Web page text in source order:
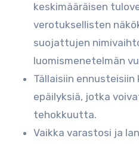
keskimääräisen
verotuksellisten
suojattujen
luomismenetelmän
Tällaisiin
epäilyksiä, jotka
tehokkuutta.
Vaikka varastosi ja